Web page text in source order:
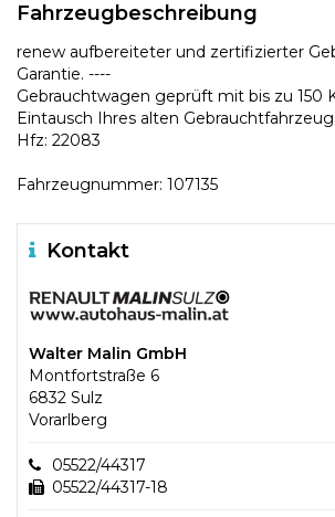
Fahrzeugbeschreibung
renew aufbereiteter und zertifizierter
Garantie. ----
Gebrauchtwagen geprüft mit bis zu 150
Eintausch Ihres alten
Hfz: 22083
Fahrzeugnummer: 107135
Kontakt
Walter Malin GmbH
Montfortstraße 6
6832 Sulz
Vorarlberg
05522/44317
05522/44317-18